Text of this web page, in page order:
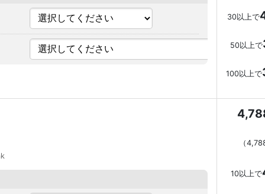
30以上で
50以上で
100以上で
（
10以上で